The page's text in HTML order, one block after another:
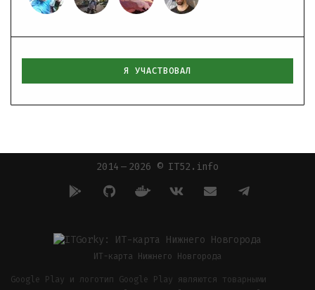
Я УЧАСТВОВАЛ
2014 — 2026 © IT52.info
ИТ-карта Нижнего Новгорода
Google Play и логотип Google Play являются товарными